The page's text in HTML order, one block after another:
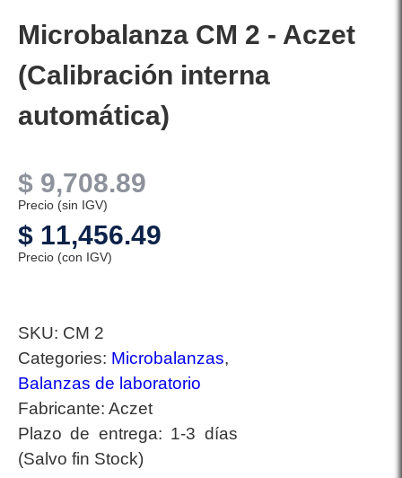
Microbalanza CM 2 - Aczet
(Calibración interna
automática)
$ 9,708.89
Precio (sin IGV)
$ 11,456.49
Precio (con IGV)
SKU: CM 2
Categories: Microbalanzas,
Balanzas de laboratorio
Fabricante: Aczet
Plazo de entrega: 1-3 días
(Salvo fin Stock)